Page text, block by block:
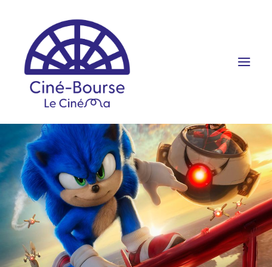
FILMS ET HORAIRES
ÉVÉNEMENTS
SCOLAIRES
PRATIQUE
RÉSERVATION